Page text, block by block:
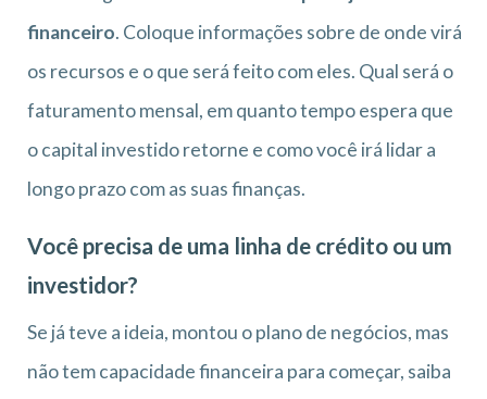
financeiro. Coloque informações sobre de onde virá
os recursos e o que será feito com eles. Qual será o
faturamento mensal, em quanto tempo espera que
o capital investido retorne e como você irá lidar a
longo prazo com as suas finanças.
Você precisa de uma linha de crédito ou um
investidor?
Se já teve a ideia, montou o plano de negócios, mas
não tem capacidade financeira para começar, saiba